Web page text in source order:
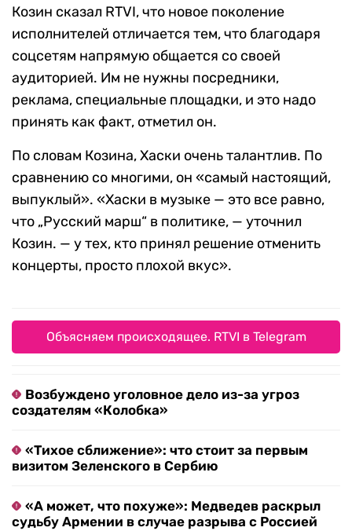
Козин сказал RTVI, что новое поколение
исполнителей отличается тем, что благодаря
соцсетям напрямую общается со своей
аудиторией. Им не нужны посредники,
реклама, специальные площадки, и это надо
принять как факт, отметил он.
По словам Козина, Хаски очень талантлив. По
сравнению со многими, он «самый настоящий,
выпуклый». «Хаски в музыке — это все равно,
что „Русский марш“ в политике, — уточнил
Козин. — у тех, кто принял решение отменить
концерты, просто плохой вкус».
Объясняем происходящее. RTVI в Telegram
Возбуждено уголовное дело из-за угроз
создателям «Колобка»
«Тихое сближение»: что стоит за первым
визитом Зеленского в Сербию
«А может, что похуже»: Медведев раскрыл
судьбу Армении в случае разрыва с Россией